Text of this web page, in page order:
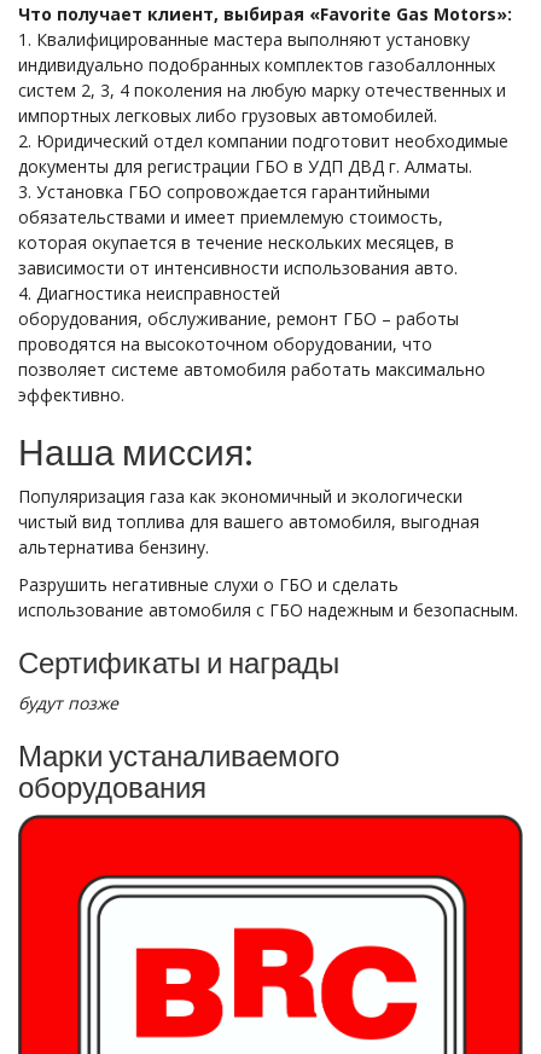
Что получает клиент, выбирая «Favorite Gas Motors»:
1. Квалифицированные мастера выполняют установку
индивидуально подобранных комплектов газобаллонных
систем 2, 3, 4 поколения на любую марку отечественных и
импортных легковых либо грузовых автомобилей.
2. Юридический отдел компании подготовит необходимые
документы для регистрации ГБО в УДП ДВД г. Алматы.
3. Установка ГБО сопровождается гарантийными
обязательствами и имеет приемлемую стоимость,
которая окупается в течение нескольких месяцев, в
зависимости от интенсивности использования авто.
4. Диагностика неисправностей
оборудования, обслуживание, ремонт ГБО – работы
проводятся на высокоточном оборудовании, что
позволяет системе автомобиля работать максимально
эффективно.
Наша миссия:
Популяризация газа как экономичный и экологически
чистый вид топлива для вашего автомобиля, выгодная
альтернатива бензину.
Разрушить негативные слухи о ГБО и сделать
использование автомобиля с ГБО надежным и безопасным.
Сертификаты и награды
будут позже
Марки устаналиваемого
оборудования